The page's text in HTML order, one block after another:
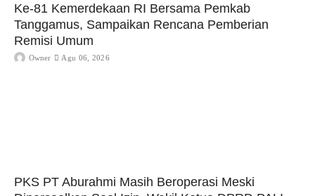
Ke-81 Kemerdekaan RI Bersama Pemkab
Tanggamus, Sampaikan Rencana Pemberian
Remisi Umum
Owner Agu 06, 2026
PKS PT Aburahmi Masih Beroperasi Meski